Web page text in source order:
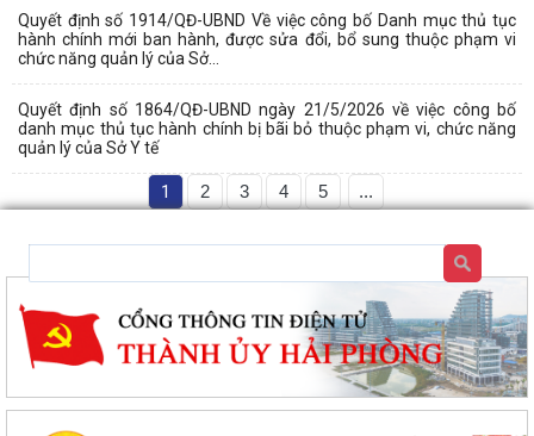
Quyết định số 1914/QĐ-UBND Về việc công bố Danh mục thủ tục
hành chính mới ban hành, được sửa đổi, bổ sung thuộc phạm vi
chức năng quản lý của Sở...
Quyết định số 1864/QĐ-UBND ngày 21/5/2026 về việc công bố
danh mục thủ tục hành chính bị bãi bỏ thuộc phạm vi, chức năng
quản lý của Sở Y tế
1 2 3 4 5 ...